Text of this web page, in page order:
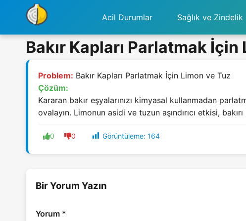
Acil Durumlar Sağlık ve Zindelik
Bakır Kapları Parlatmak İçin
Problem: Bakır Kapları Parlatmak İçin Limon ve Tuz
Çözüm:
Kararan bakır eşyalarınızı kimyasal kullanmadan
ovalayın. Limonun asidi ve tuzun aşındırıcı etkisi,
0 0 Görüntüleme: 164
Bir Yorum Yazın
Yorum *